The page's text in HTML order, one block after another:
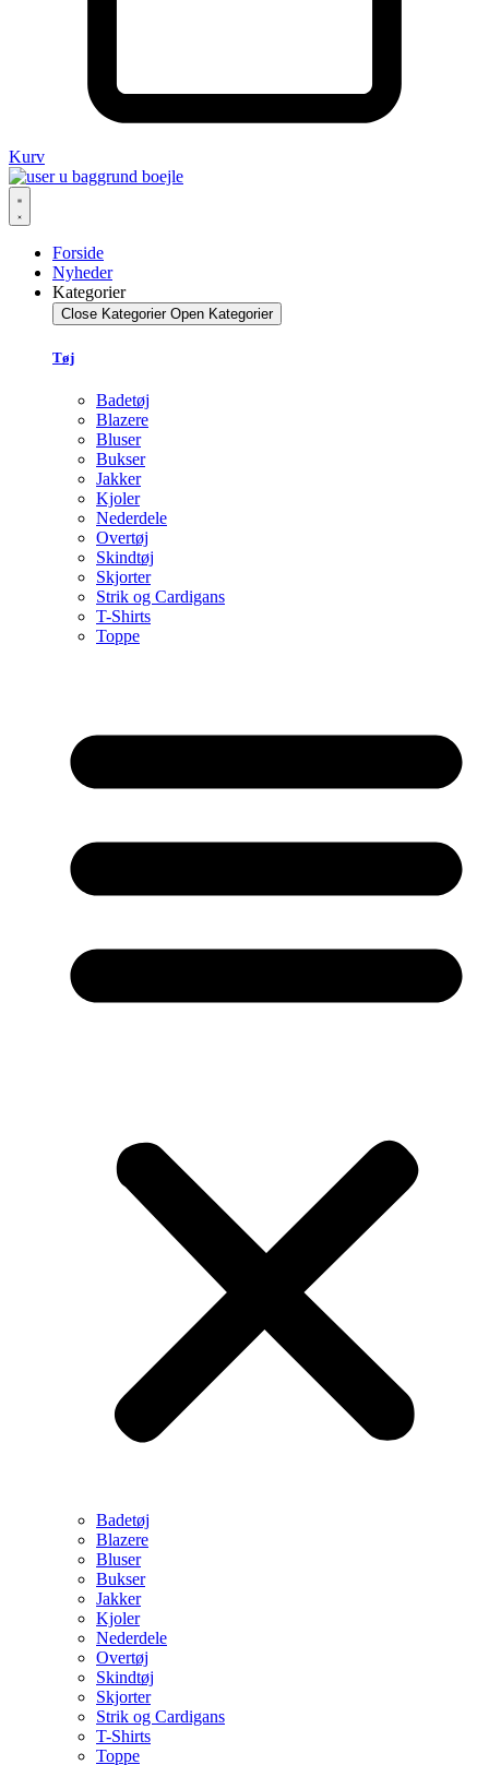
Kurv
Forside
Nyheder
Kategorier
Close Kategorier Open Kategorier
Tøj
Badetøj
Blazere
Bluser
Bukser
Jakker
Kjoler
Nederdele
Overtøj
Skindtøj
Skjorter
Strik og Cardigans
T-Shirts
Toppe
Badetøj
Blazere
Bluser
Bukser
Jakker
Kjoler
Nederdele
Overtøj
Skindtøj
Skjorter
Strik og Cardigans
T-Shirts
Toppe